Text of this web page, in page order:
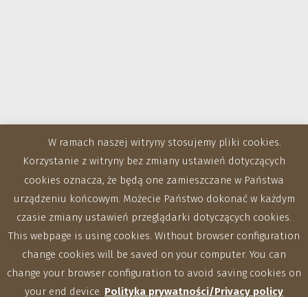
W ramach naszej witryny stosujemy pliki cookies.
Korzystanie z witryny bez zmiany ustawień dotyczących
cookies oznacza, że będą one zamieszczane w Państwa
urządzeniu końcowym. Możecie Państwo dokonać w każdym
czasie zmiany ustawień przeglądarki dotyczących cookies.
This webpage is using cookies. Without browser configuration
change cookies will be saved on your computer. You can
change your browser configuration to avoid saving cookies on
your end device. Polityka prywatności/Privacy policy